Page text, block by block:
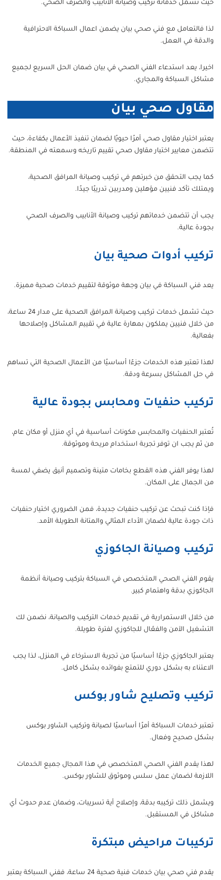
حيث تشمل خدماته تركيب وصيانة الأنابيب والصرف الصحي.
لذا فالتعامل مع فني صحي بيان يضمن اعمال السباكة الاحترافية
والدقة في العمل.
اخيرا، يعد استدعاء الفني الصحي في بيان ضمان الحل السريع لجميع
مشاكل السباكة والمجاري.
مقاول صحي بيان
يعتبر اختيار مقاول صحي أمرًا حيويًا لضمان تنفيذ الأعمال بكفاءة، حيث
تتضمن معايير اختيار مقاول صحي تقييم تاريخه وسمعته في المنطقة.
كما يجب التحقق من خبرتهم في تركيب وصيانة المرافق الصحية،
ويمتلك تأكد فنيين مؤهلين ومدربين تدريبًا جيدًا.
يجب أن تتضمن خدماتهم تركيب وصيانة الأنابيب والصرف الصحي
بجودة عالية.
تركيب أدوات صحية بيان
يعد فني السباكة في بيان وجهة موثوقة لتقييم خدمات صحية مميزة.
حيث تشمل خدمات تركيب وصيانة المرافق الصحية على مدار 24 ساعة،
من خلال فنيين يملكون بمهارة عالية في تقييم المشاكل وإصلاحها
بفعالية.
لهذا تعتبر هذه الخدمات جزءًا أساسيًا من الأعمال الصحية التي تساهم
في حل المشاكل بسرعة ودقة.
تركيب حنفيات ومحابس بجودة عالية
تُعتبر الحنفيات والمحابس مكونات أساسية في أي منزل أو مكان عام،
من ثم يجب ان توفر تجربة استخدام مريحة وموثوقة.
لهذا يوفر الفني هذه القطع بخامات متينة وتصميم أنيق يضفي لمسة
من الجمال على المكان.
فإذا كنت تبحث عن تركيب حنفيات جديدة، فمن الضروري اختيار حنفيات
ذات جودة عالية لضمان الأداء المثالي والمتانة الطويلة الأمد.
تركيب وصيانة الجاكوزي
يقوم الفني الصحي المتخصص في السباكة بتركيب وصيانة أنظمة
الجاكوزي بدقة واهتمام كبير.
من خلال الاستمرارية في تقديم خدمات التركيب والصيانة، نضمن لك
التشغيل الآمن والفعّال للجاكوزي لفترة طويلة.
يعتبر الجاكوزي جزءًا أساسيًا من تجربة الاسترخاء في المنزل، لذا يجب
الاعتناء به بشكل دوري للتمتع بفوائده بشكل كامل.
تركيب وتصليح شاور بوكس
تعتبر خدمات السباكة أمرًا أساسيًا لصيانة وتركيب الشاور بوكس
بشكل صحيح وفعال.
لهذا يقدم الفني الصحي المتخصص في هذا المجال جميع الخدمات
اللازمة لضمان عمل سلس وموثوق للشاور بوكس.
ويشمل ذلك تركيبه بدقة، وإصلاح أية تسريبات، وضمان عدم حدوث أي
مشاكل في المستقبل.
تركيبات مراحيض مبتكرة
يقدم فني صحي بيان خدمات فنية صحية 24 ساعة، ففني السباكة يعتبر